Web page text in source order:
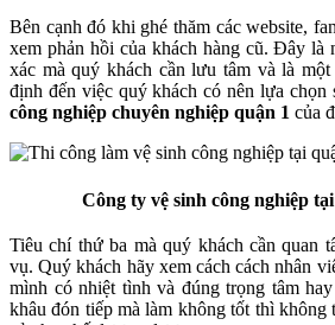
Bên cạnh đó khi ghé thăm các website,
xem phản hồi của khách hàng cũ. Đây là
xác mà quý khách cần lưu tâm và là
định đến việc quý khách có nên lựa
công nghiệp chuyên nghiệp quận 1 của
Công ty vệ sinh công nghiệp
Tiêu chí thứ ba mà quý khách cần quan
vụ. Quý khách hãy xem cách cách nhân
mình có nhiệt tình và đúng trọng tâm
khâu đón tiếp mà làm không tốt thì không